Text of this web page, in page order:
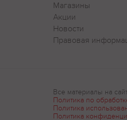
Магазины
Акции
Новости
Правовая
Все материалы на
Политика по
Политика
Политика